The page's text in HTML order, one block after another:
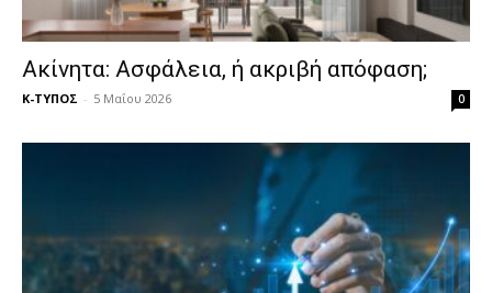
Ακίνητα: Ασφάλεια, ή ακριβή απόφαση;
Κ-ΤΥΠΟΣ - 5 Μαΐου 2026 0